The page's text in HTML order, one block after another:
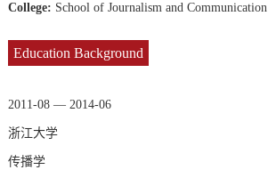
College: School of Journalism and Communication
Education Background
2011-08 — 2014-06
浙江大学
传播学